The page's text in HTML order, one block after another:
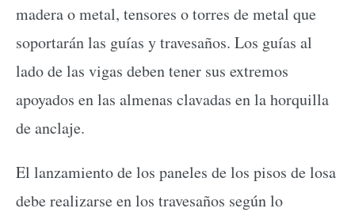
madera o metal, tensores o torres de metal que
soportarán las guías y travesaños. Los guías al
lado de las vigas deben tener sus extremos
apoyados en las almenas clavadas en la horquilla
de anclaje.
El lanzamiento de los paneles de los pisos de losa
debe realizarse en los travesaños según lo